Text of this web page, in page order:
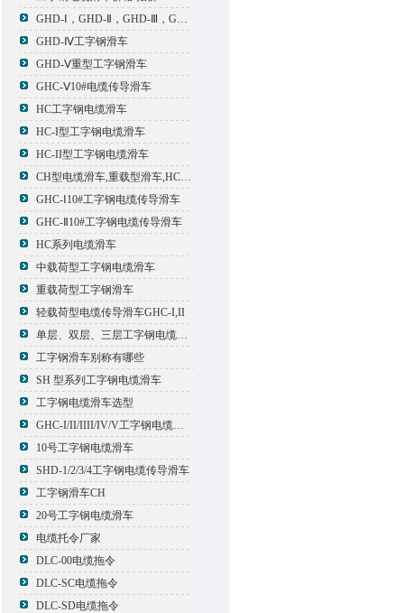
GHD-Ⅰ，GHD-Ⅱ，GHD-Ⅲ，GHD-Ⅳ，GHD-Ⅴ工字钢滑车
GHD-Ⅳ工字钢滑车
GHD-Ⅴ重型工字钢滑车
GHC-Ⅴ10#电缆传导滑车
HC工字钢电缆滑车
HC-I型工字钢电缆滑车
HC-II型工字钢电缆滑车
CH型电缆滑车,重载型滑车,HC型滑车
GHC-Ⅰ10#工字钢电缆传导滑车
GHC-Ⅱ10#工字钢电缆传导滑车
HC系列电缆滑车
中载荷型工字钢电缆滑车
重载荷型工字钢滑车
轻载荷型电缆传导滑车GHC-I,II
单层、双层、三层工字钢电缆传导滑车
工字钢滑车别称有哪些
SH 型系列工字钢电缆滑车
工字钢电缆滑车选型
GHC-I/II/IIII/IV/V工字钢电缆滑车
10号工字钢电缆滑车
SHD-1/2/3/4工字钢电缆传导滑车
工字钢滑车CH
20号工字钢电缆滑车
电缆托令厂家
DLC-00电缆拖令
DLC-SC电缆拖令
DLC-SD电缆拖令